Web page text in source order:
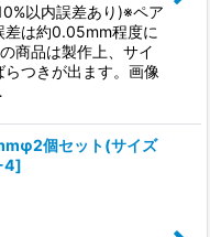
以内誤差あり)※ペア
差は約0.05mm程度に
商品は製作上、サイ
つきが出ます。画像
個セット(サイズ
4]